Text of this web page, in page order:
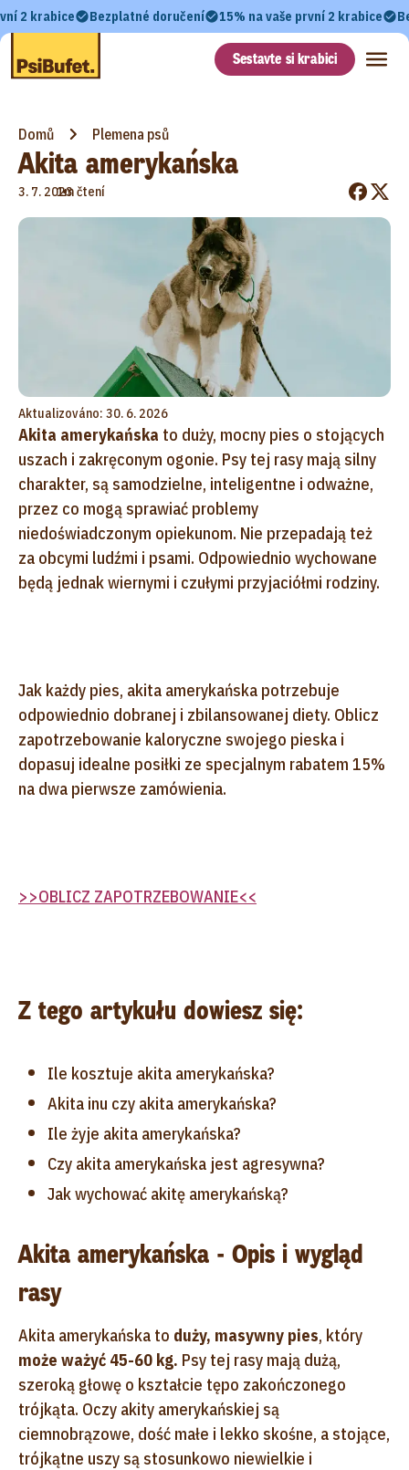
2 krabice Bezplatné doručení 15% na vaše první 2 krabice
Sestavte si krabici
Domů Plemena psů
Akita amerykańska
3. 7. 2023
•
1m čtení
Aktualizováno: 30. 6. 2026
Akita amerykańska to duży, mocny pies o stojących
uszach i zakręconym ogonie. Psy tej rasy mają silny
charakter, są samodzielne, inteligentne i odważne,
przez co mogą sprawiać problemy
niedoświadczonym opiekunom. Nie przepadają też
za obcymi ludźmi i psami. Odpowiednio wychowane
będą jednak wiernymi i czułymi przyjaciółmi rodziny.
Jak każdy pies, akita amerykańska potrzebuje
odpowiednio dobranej i zbilansowanej diety. Oblicz
zapotrzebowanie kaloryczne swojego pieska i
dopasuj idealne posiłki ze specjalnym rabatem 15%
na dwa pierwsze zamówienia.
>>OBLICZ ZAPOTRZEBOWANIE<<
Z tego artykułu dowiesz się:
Ile kosztuje akita amerykańska?
Akita inu czy akita amerykańska?
Ile żyje akita amerykańska?
Czy akita amerykańska jest agresywna?
Jak wychować akitę amerykańską?
Akita amerykańska - Opis i wygląd
rasy
Akita amerykańska to duży, masywny pies, który
może ważyć 45-60 kg. Psy tej rasy mają dużą,
szeroką głowę o kształcie tępo zakończonego
trójkąta. Oczy akity amerykańskiej są
ciemnobrązowe, dość małe i lekko skośne, a stojące,
trójkątne uszy są stosunkowo niewielkie i